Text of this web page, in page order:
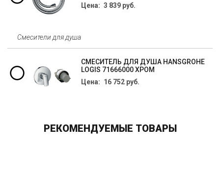
Цена: 3 839 руб.
Смесители для душа
СМЕСИТЕЛЬ ДЛЯ ДУША HANSGROHE
LOGIS 71666000 ХРОМ
Цена: 16 752 руб.
РЕКОМЕНДУЕМЫЕ ТОВАРЫ